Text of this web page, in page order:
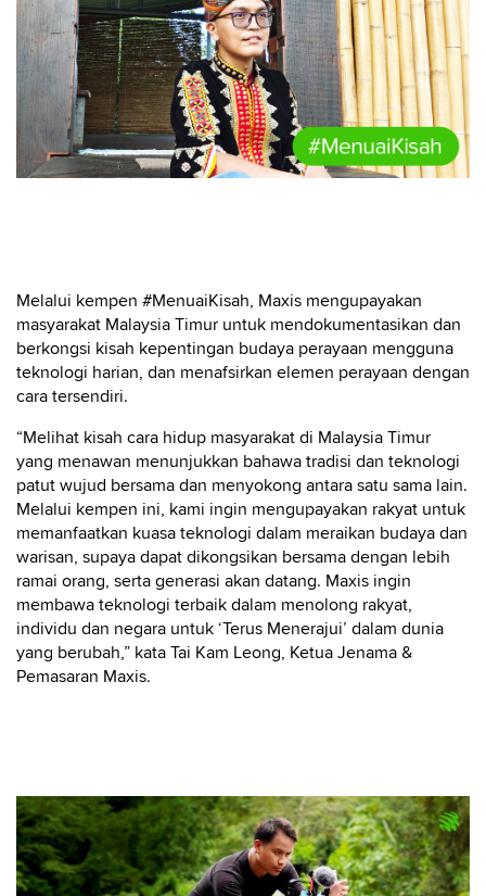
Melalui kempen #MenuaiKisah, Maxis mengupayakan
masyarakat Malaysia Timur untuk mendokumentasikan dan
berkongsi kisah kepentingan budaya perayaan mengguna
teknologi harian, dan menafsirkan elemen perayaan dengan
cara tersendiri.
“Melihat kisah cara hidup masyarakat di Malaysia Timur
yang menawan menunjukkan bahawa tradisi dan teknologi
patut wujud bersama dan menyokong antara satu sama lain.
Melalui kempen ini, kami ingin mengupayakan rakyat untuk
memanfaatkan kuasa teknologi dalam meraikan budaya dan
warisan, supaya dapat dikongsikan bersama dengan lebih
ramai orang, serta generasi akan datang. Maxis ingin
membawa teknologi terbaik dalam menolong rakyat,
individu dan negara untuk ‘Terus Menerajui’ dalam dunia
yang berubah,” kata Tai Kam Leong, Ketua Jenama &
Pemasaran Maxis.